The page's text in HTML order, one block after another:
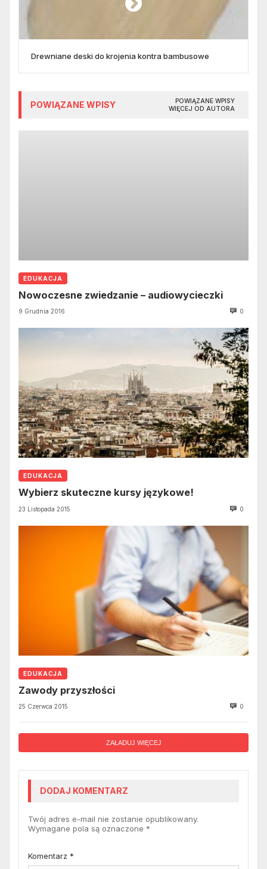
Drewniane deski do krojenia kontra bambusowe
POWIĄZANE WPISY
POWIĄZANE WPISY
WIĘCEJ OD AUTORA
EDUKACJA
Nowoczesne zwiedzanie – audiowycieczki
9 Grudnia 2016 0
EDUKACJA
Wybierz skuteczne kursy językowe!
23 Listopada 2015 0
EDUKACJA
Zawody przyszłości
25 Czerwca 2015 0
ZAŁADUJ WIĘCEJ
DODAJ KOMENTARZ
Twój adres e-mail nie zostanie opublikowany.
Wymagane pola są oznaczone *
Komentarz *